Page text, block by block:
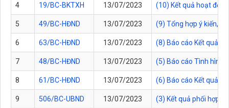
4 19/BC-BKTXH 13/07/2023 (10) Kết quả hoạt
5 49/BC-HĐND 13/07/2023 (9) Tổng hợp ý kiến,
6 63/BC-HĐND 13/07/2023 (8) Báo cáo Kết quả
7 48/BC-HĐND 13/07/2023 (5) Báo cáo Tình hình
8 61/BC-HĐND 13/07/2023 (6) Báo cáo Kết quả
9 506/BC-UBND 13/07/2023 (3) Kết quả phối hợp